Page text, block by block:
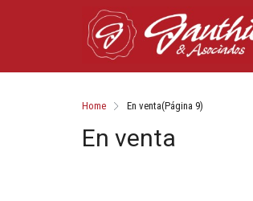
Home En venta(Página 9)
En venta